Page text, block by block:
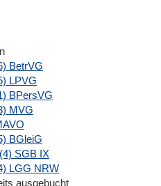
BetrVG
LPVG
BPersVG
MVG
BGleiG
SGB IX
LGG NRW
ausgebucht